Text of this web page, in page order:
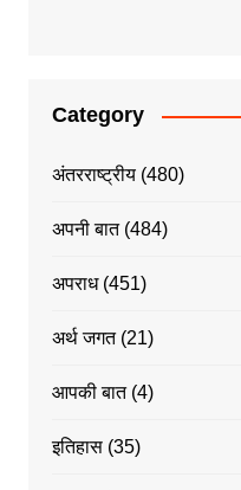
Category
अंतरराष्ट्रीय(480)
अपनी बात(484)
अपराध(451)
अर्थ जगत(21)
आपकी बात(4)
इतिहास(35)